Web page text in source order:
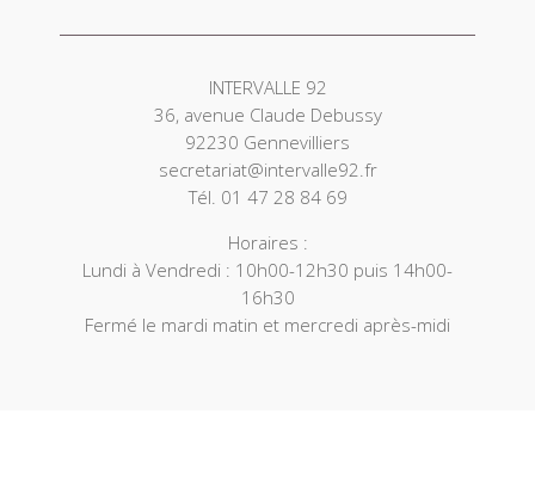
INTERVALLE 92
36, avenue Claude Debussy
92230 Gennevilliers
secretariat@intervalle92.fr
Tél. 01 47 28 84 69
Horaires :
Lundi à Vendredi : 10h00-12h30 puis 14h00-
16h30
Fermé le mardi matin et mercredi après-midi